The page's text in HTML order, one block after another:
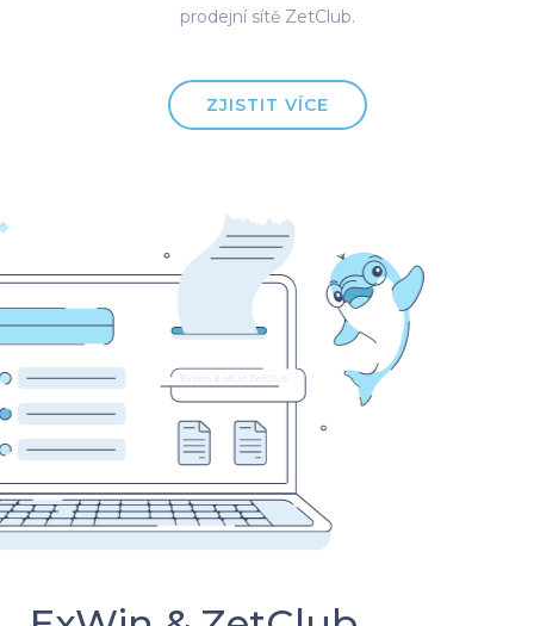
prodejní sítě ZetClub.
ZJISTIT VÍCE